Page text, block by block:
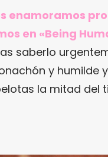
enamoramos
en «Being
saberlo
y humilde
la mitad del